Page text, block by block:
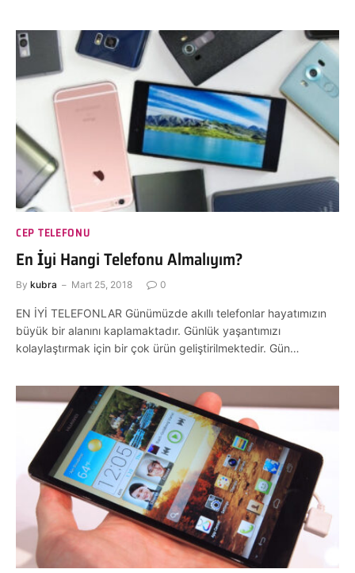
CEP TELEFONU
En İyi Hangi Telefonu Almalıyım?
By kubra Mart 25, 2018 0
EN İYİ TELEFONLAR Günümüzde akıllı telefonlar hayatımızın
büyük bir alanını kaplamaktadır. Günlük yaşantımızı
kolaylaştırmak için bir çok ürün geliştirilmektedir. Gün…